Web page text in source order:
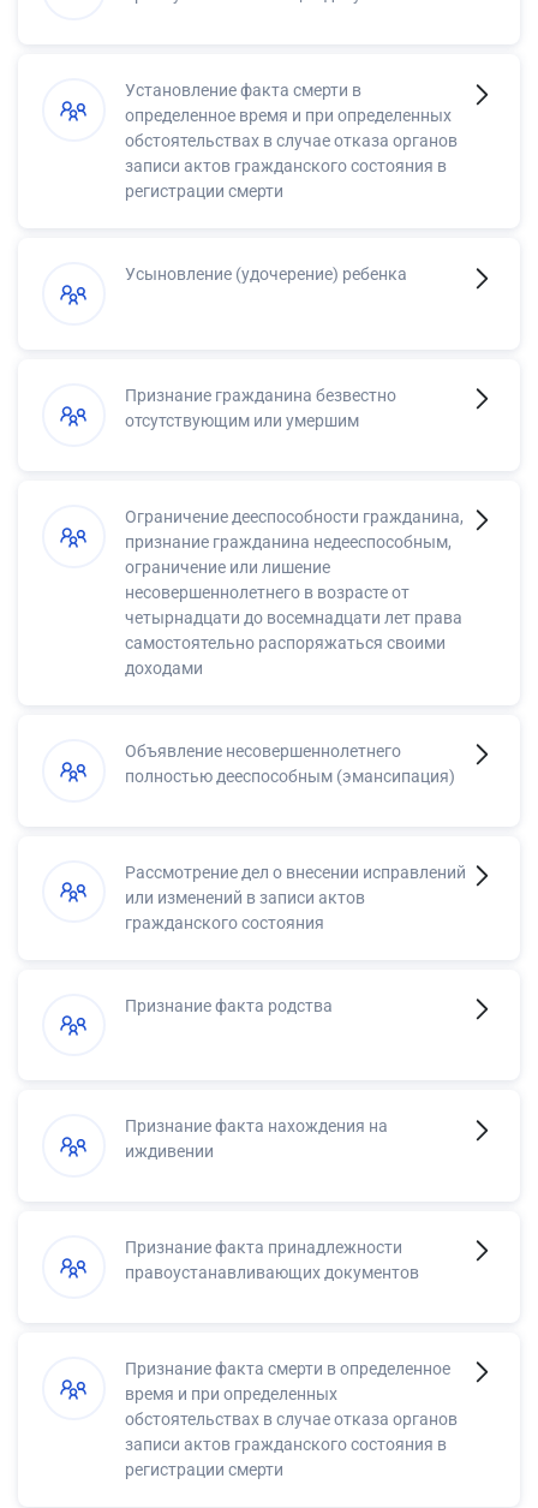
Установление факта смерти в
определенное время и при определенных
обстоятельствах в случае отказа органов
записи актов гражданского состояния в
регистрации смерти
Усыновление (удочерение) ребенка
Признание гражданина безвестно
отсутствующим или умершим
Ограничение дееспособности гражданина,
признание гражданина недееспособным,
ограничение или лишение
несовершеннолетнего в возрасте от
четырнадцати до восемнадцати лет права
самостоятельно распоряжаться своими
доходами
Объявление несовершеннолетнего
полностью дееспособным (эмансипация)
Рассмотрение дел о внесении исправлений
или изменений в записи актов
гражданского состояния
Признание факта родства
Признание факта нахождения на
иждивении
Признание факта принадлежности
правоустанавливающих документов
Признание факта смерти в определенное
время и при определенных
обстоятельствах в случае отказа органов
записи актов гражданского состояния в
регистрации смерти